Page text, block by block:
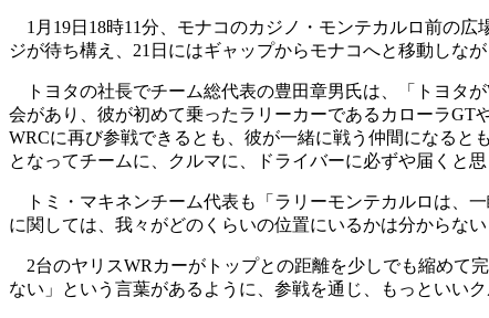
1月19日18時11分、モナコのカジノ・モンテカルロ前の広
ジが待ち構え、21日にはギャップからモナコへと移動しな
トヨタの社長でチーム総代表の豊田章男氏は、「トヨタ
会があり、彼が初めて乗ったラリーカーであるカローラ
WRCに再び参戦できるとも、彼が一緒に戦う仲間になる
となってチームに、クルマに、ドライバーに必ずや届くと
トミ・マキネンチーム代表も「ラリーモンテカルロは、
に関しては、我々がどのくらいの位置にいるかは分からな
2台のヤリスWRカーがトップとの距離を少しでも縮めて
ない」という言葉があるように、参戦を通じ、もっといい